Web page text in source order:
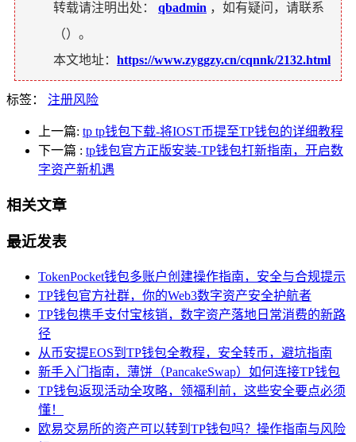
转载请注明出处： qbadmin ，如有疑问，请联系
（ ）。
本文地址： https://www.zyggzy.cn/cqnnk/2132.html
标签： 注册风险
上一篇: tp tp钱包下载-将IOST币提至TP钱包的详细教程
下一篇 : tp钱包官方正版安装-TP钱包打新指南，开启数
字资产新机遇
相关文章
最近发表
TokenPocket钱包多账户创建操作指南，安全与合规提示
TP钱包官方社群，你的Web3数字资产安全护航者
TP钱包携手支付宝核销，数字资产落地日常消费的新路
径
从币安提EOS到TP钱包全教程，安全转币，避坑指南
新手入门指南，薄饼（PancakeSwap）如何连接TP钱包
TP钱包返现活动全攻略，领福利前，这些安全要点必须
懂！
欧易交易所的资产可以转到TP钱包吗？操作指南与风险